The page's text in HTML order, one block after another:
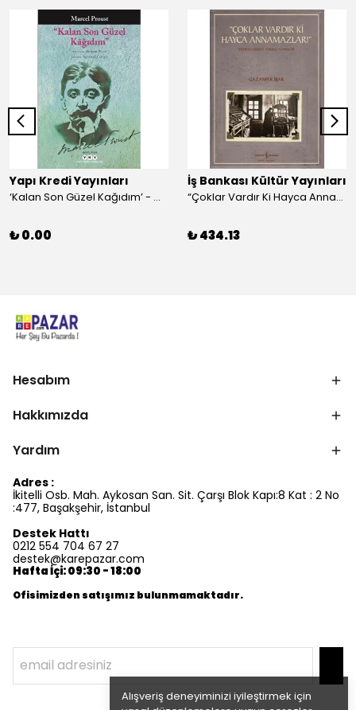
Alışveriş deneyiminizi iyileştirmek için
Yapı Kredi Yayınları
‘Kalan Son Güzel Kağıdım’ - Marcel Proust
₺ 0.00
İş Bankası Kültür Yayınları
“Çoklar Vardır Ki Hayca Annamazlar!” - Gazanfer İbar
₺ 434.13
Hesabım
Hakkımızda
Yardım
Adres :
İkitelli Osb. Mah. Aykosan San. Sit. Çarşı Blok Kapı:8 Kat : 2 No
:477, Başakşehir, İstanbul
Destek Hattı
0212 554 704 67 27
destek@karepazar.com
Hafta İçi: 09:30 - 18:00
Ofisimizden satışımız bulunmamaktadır.